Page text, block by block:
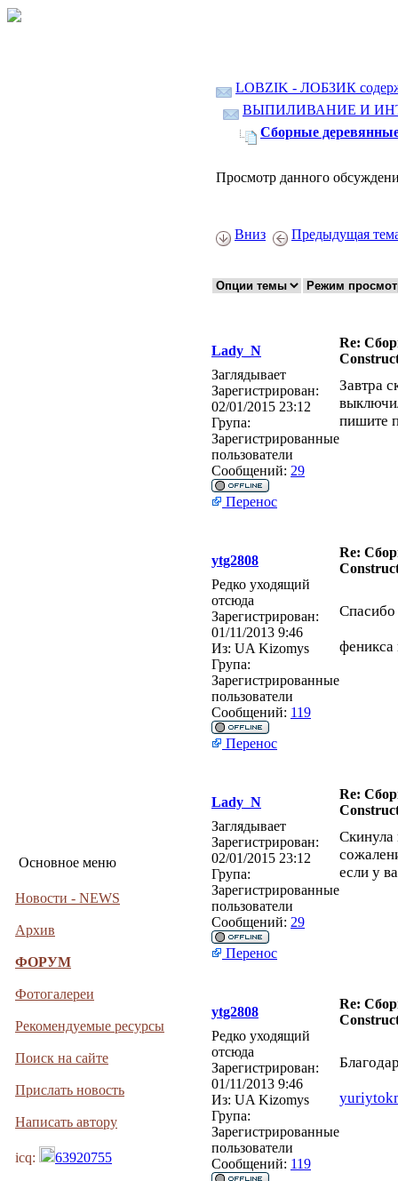
Основное меню
Новости - NEWS
Архив
ФОРУМ
Фотогалереи
Рекомендуемые ресурсы
Поиск на сайте
Прислать новость
Написать автору
icq: 63920755
LOBZIK - ЛОБЗИК
ВЫПИЛИВАНИЕ И
Сборные
Просмотр данного
Вниз Предыдущая
Lady_N
Re:
Заглядывает
Зарегистрирован:
02/01/2015 23:12
Група:
Зарегистрированные
пользователи
Сообщений: 29
Завтра
пишите
Перенос
ytg2808
Re:
Редко уходящий
отсюда
Зарегистрирован:
01/11/2013 9:46
Из: UA Kizomys
Група:
Зарегистрированные
пользователи
Сообщений: 119
феникса
Перенос
Lady_N
Re:
Заглядывает
Зарегистрирован:
02/01/2015 23:12
Група:
Зарегистрированные
пользователи
Сообщений: 29
Скинула
если у
Перенос
ytg2808
Re:
Редко уходящий
отсюда
Зарегистрирован:
01/11/2013 9:46
Из: UA Kizomys
Група:
Зарегистрированные
пользователи
Сообщений: 119